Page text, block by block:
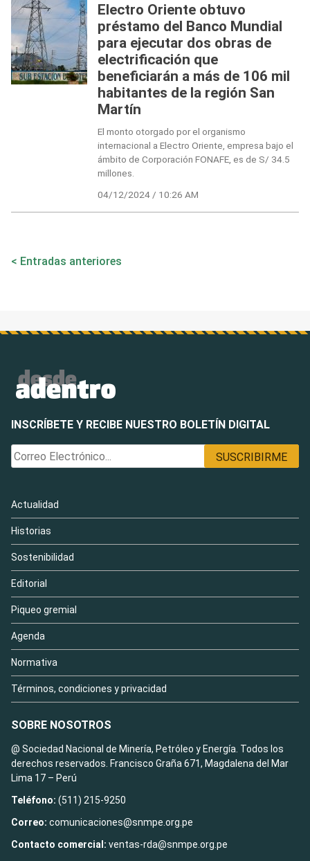
Electro Oriente obtuvo
préstamo del Banco Mundial
para ejecutar dos obras de
electrificación que
beneficiarán a más de 106 mil
habitantes de la región San
Martín
El monto otorgado por el organismo
internacional a Electro Oriente, empresa bajo el
ámbito de Corporación FONAFE, es de S/ 34.5
millones.
04/12/2024 / 10:26 AM
Navegación
Entradas anteriores
INSCRÍBETE Y RECIBE NUESTRO BOLETÍN DIGITAL
Actualidad
Historias
Sostenibilidad
Editorial
Piqueo gremial
Agenda
Normativa
Términos, condiciones y privacidad
SOBRE NOSOTROS
@ Sociedad Nacional de Minería, Petróleo y Energía. Todos los
derechos reservados. Francisco Graña 671, Magdalena del Mar
Lima 17 – Perú
Teléfono: (511) 215-9250
Correo: comunicaciones@snmpe.org.pe
Contacto comercial: ventas-rda@snmpe.org.pe